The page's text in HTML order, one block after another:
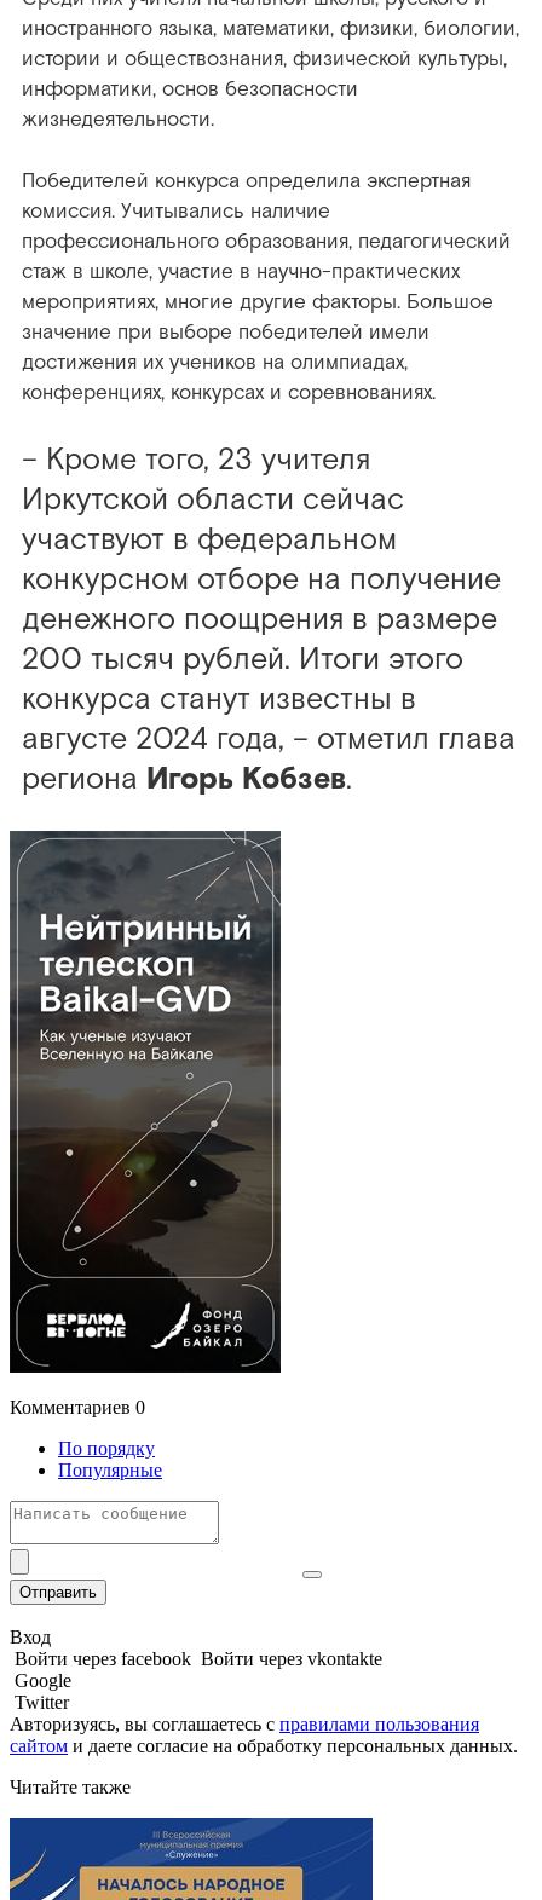
иностранного языка, математики, физики, биологии,
истории и обществознания, физической культуры,
информатики, основ безопасности
жизнедеятельности.
Победителей конкурса определила экспертная
комиссия. Учитывались наличие
профессионального образования, педагогический
стаж в школе, участие в научно-практических
мероприятиях, многие другие факторы. Большое
значение при выборе победителей имели
достижения их учеников на олимпиадах,
конференциях, конкурсах и соревнованиях.
– Кроме того, 23 учителя
Иркутской области сейчас
участвуют в федеральном
конкурсном отборе на получение
денежного поощрения в размере
200 тысяч рублей. Итоги этого
конкурса станут известны в
августе 2024 года, – отметил глава
региона Игорь Кобзев.
Комментариев 0
По порядку
Популярные
Отправить
Вход
Войти через facebook Войти через vkontakte
Google
Twitter
Авторизуясь, вы соглашаетесь с правилами пользования
сайтом и даете согласие на обработку персональных данных.
Читайте также